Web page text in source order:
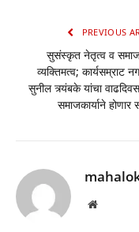
PREVIOUS
सुसंस्कृत नेतृत्व व
व्यक्तिमत्व; कार्यसम्राट
सुनील त्र्यंबके यांचा
समाजकार्याने होणार
Website